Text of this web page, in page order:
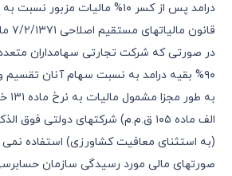
در صورتی که شرکت تجارتی سهامداران
٩٠% بقیه درامد به نسبت سهام آنان
به
الف ماده ١٠٥ ق.م.م) شرکتهای دولتی فوق
(به استثنای معافیت کشاورزی) استفاده نمی
صورتهای مالی مورد رسیدگی سازمان